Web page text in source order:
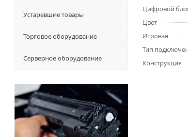
Цифровой
Цвет
Игровая
Тип
Конструкция
Устаревшие товары
Торговое оборудование
Серверное оборудование